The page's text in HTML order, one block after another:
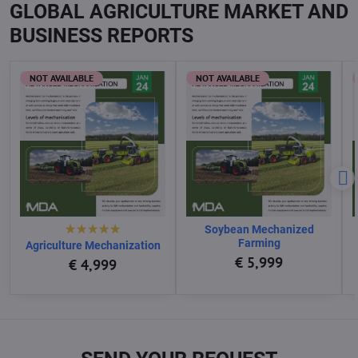
GLOBAL AGRICULTURE MARKET AND
BUSINESS REPORTS
NOT AVAILABLE
Agriculture Mechanization
€ 4,999
NOT AVAILABLE
Soybean Mechanized
Farming
€ 5,999